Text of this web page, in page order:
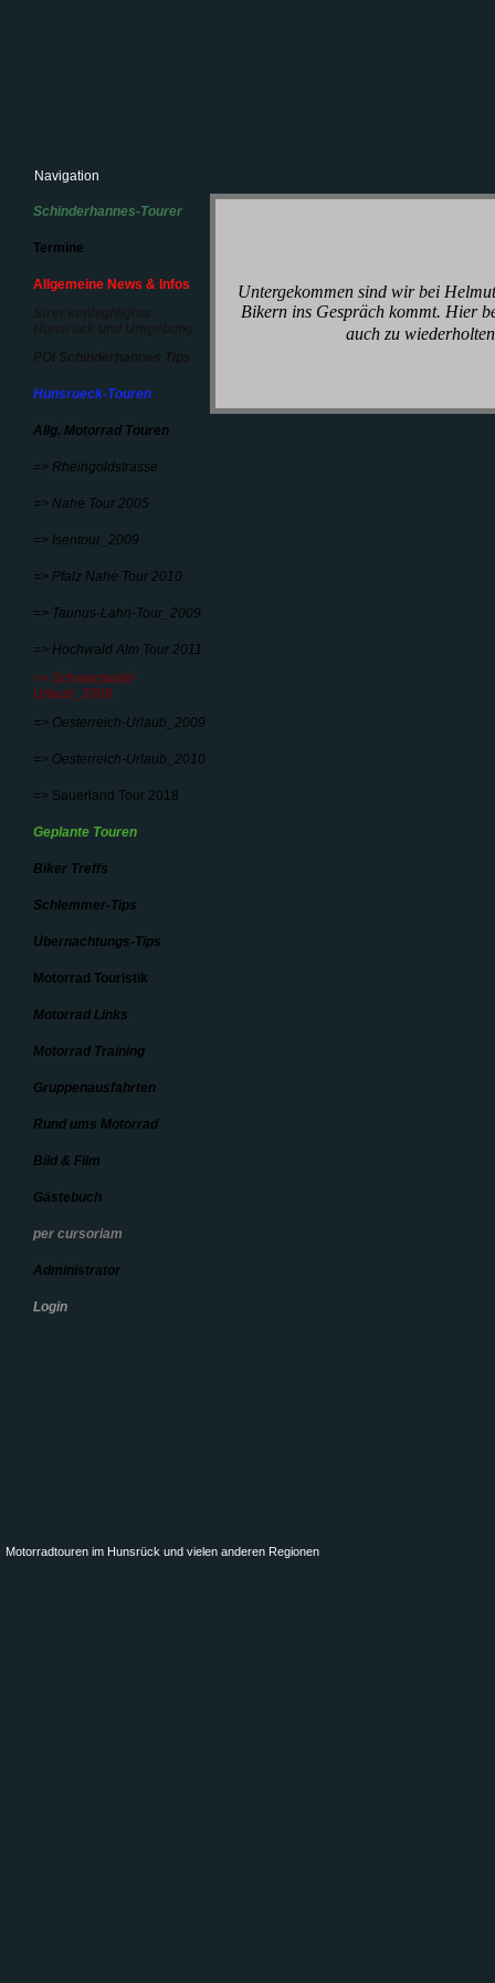
Navigation
Schinderhannes-Tourer
Termine
Allgemeine News & Infos
POI Schinderhannes Tips
Hunsrueck-Touren
Allg. Motorrad Touren
=> Rheingoldstrasse
=> Nahe Tour 2005
=> Isentour_2009
=> Pfalz Nahe Tour 2010
=> Taunus-Lahn-Tour_2009
=> Hochwald Alm Tour 2011
=> Schwarzwald-
Urlaub_2008
=> Oesterreich-Urlaub_2009
=> Oesterreich-Urlaub_2010
=> Sauerland Tour 2018
Geplante Touren
Biker Treffs
Schlemmer-Tips
Übernachtungs-Tips
Motorrad Touristik
Motorrad Links
Motorrad Training
Gruppenausfahrten
Rund ums Motorrad
Bild & Film
Gästebuch
per cursoriam
Administrator
Login
Untergekommen sind wir bei
Bikern ins Gespräch kommt. Hier
auch zu
Motorradtouren im Hunsrück und vielen anderen Regionen